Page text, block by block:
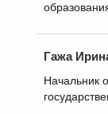
Гажа
Начальник